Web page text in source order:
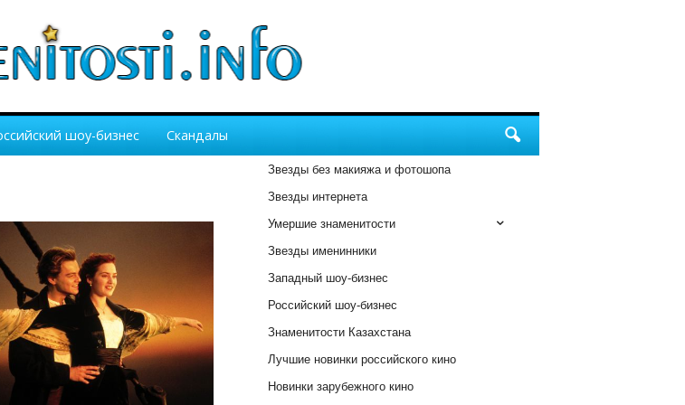
шоу-бизнес Скандалы
Звезды без макияжа и фотошопа
Звезды интернета
Умершие знаменитости
Звезды именинники
Западный шоу-бизнес
Российский шоу-бизнес
Знаменитости Казахстана
Лучшие новинки российского кино
Новинки зарубежного кино